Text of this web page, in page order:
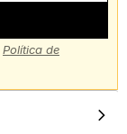
Política de